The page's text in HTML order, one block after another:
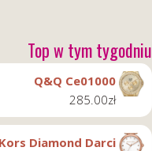
Top w tym tygodniu
Q&Q Ce01000
285.00zł
Diamond Darci